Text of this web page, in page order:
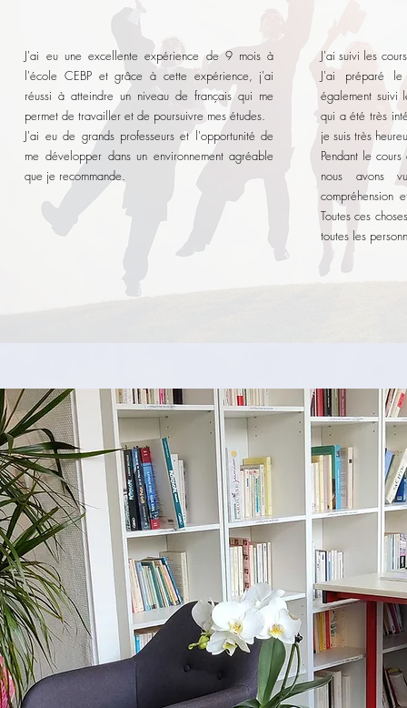
J'ai eu une excellente expérience de 9 mois à
l'école CEBP et grâce à cette expérience, j'ai
réussi à atteindre un niveau de français qui me
permet de travailler et de poursuivre mes études.
J'ai eu de grands professeurs et l'opportunité de
me développer dans un environnement agréable
que je recommande.
J'ai suivi les
J'ai préparé
également suivi
qui a été très
je suis très
Pendant le
nous avons
Toutes ces
toutes les